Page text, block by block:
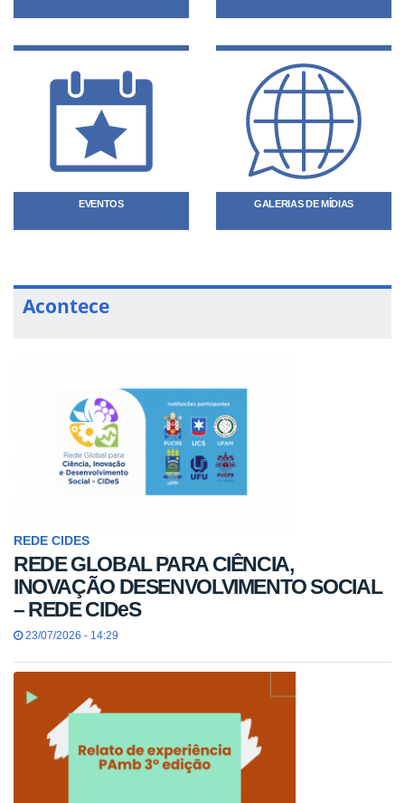
EVENTOS GALERIAS DE MÍDIAS
Acontece
REDE CIDES
REDE GLOBAL PARA CIÊNCIA,
INOVAÇÃO DESENVOLVIMENTO SOCIAL
– REDE CIDeS
23/07/2026 - 14:29